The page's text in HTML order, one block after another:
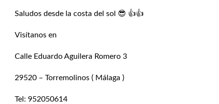
Saludos desde la costa del sol 😎 👍👍
Visítanos en
Calle Eduardo Aguilera Romero 3
29520 – Torremolinos ( Málaga )
Tel: 952050614